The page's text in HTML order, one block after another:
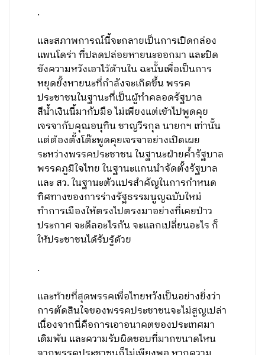
.
และสภาพการณ์นี้จะกลายเป็นการเปิดกล่อง
แพนโดร่า ที่ปลดปล่อยหายนะออกมา และปิด
ขังความหวังเอาไว้ด้านใน ฉะนั้นเพื่อเป็นการ
หยุดยั้งหายนะที่กำลังจะเกิดขึ้น พรรค
ประชาชนในฐานะที่เป็นผู้ทำคลอดรัฐบาล
สีน้ำเงินนี้มากับมือ ไม่เพียงแต่เข้าไปพูดคุย
เจรจากับคุณอนุทิน ชาญวีรกุล นายกฯ เท่านั้น
แต่ต้องตั้งโต๊ะพูดคุยเจรจาอย่างเปิดเผย
ระหว่างพรรคประชาชน ในฐานะฝ่ายค้ำรัฐบาล
พรรคภูมิใจไทย ในฐานะแกนนำจัดตั้งรัฐบาล
และ สว. ในฐานะตัวแปรสำคัญในการกำหนด
ทิศทางของการร่างรัฐธรรมนูญฉบับใหม่
ทำการเมืองให้ตรงไปตรงมาอย่างที่เคยป่าว
ประกาศ จะดีลอะไรกัน จะแลกเปลี่ยนอะไร ก็
ให้ประชาชนได้รับรู้ด้วย
.
และท้ายที่สุดพรรคเพื่อไทยหวังเป็นอย่างยิ่งว่า
การตัดสินใจของพรรคประชาชนจะไม่สูญเปล่า
เนื่องจากนี่คือการเอาอนาคตของประเทศมา
เดิมพัน และความรับผิดชอบที่มากขนาดไหน